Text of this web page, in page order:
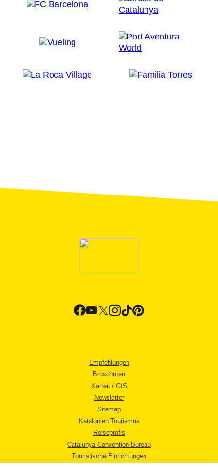
Empfehlungen
Broschüren
Karten / GIS
Newsletter
Sitemap
Katalonien Tourismus
Reiseprofis
Catalunya Convention Bureau
Touristische Einrichtungen